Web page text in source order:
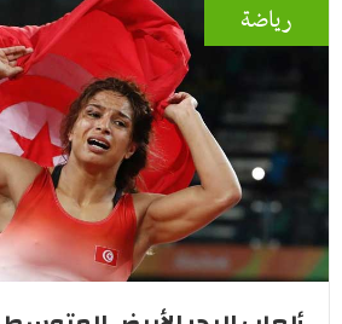
رياضة